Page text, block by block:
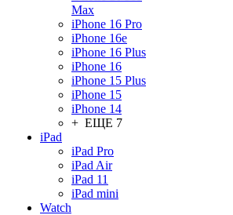
Max
iPhone 16 Pro
iPhone 16e
iPhone 16 Plus
iPhone 16
iPhone 15 Plus
iPhone 15
iPhone 14
+ ЕЩЕ 7
iPad
iPad Pro
iPad Air
iPad 11
iPad mini
Watch